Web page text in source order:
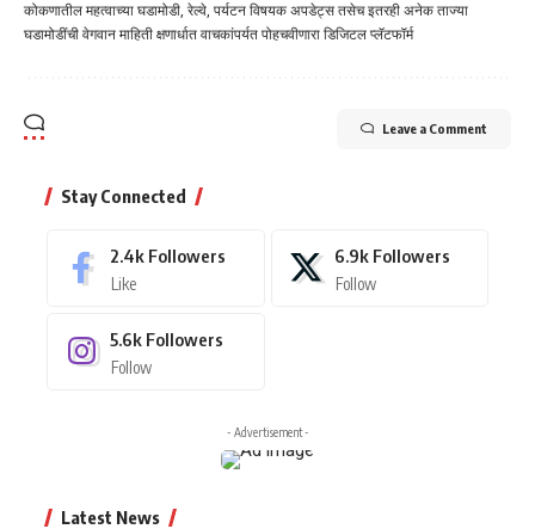
कोकणातील महत्वाच्या घडामोडी, रेल्वे, पर्यटन विषयक अपडेट्स तसेच इतरही अनेक ताज्या
घडामोडींची वेगवान माहिती क्षणार्धात वाचकांपर्यत पोहचवीणारा डिजिटल प्लॅटफॉर्म
Leave a Comment
Stay Connected
2.4k Followers
Like
6.9k Followers
Follow
5.6k Followers
Follow
- Advertisement -
Latest News